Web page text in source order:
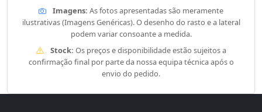
Imagens: As fotos apresentadas são meramente
ilustrativas (Imagens Genéricas). O desenho do rasto e a lateral
podem variar consoante a medida.
Stock: Os preços e disponibilidade estão sujeitos a
confirmação final por parte da nossa equipa técnica após o
envio do pedido.